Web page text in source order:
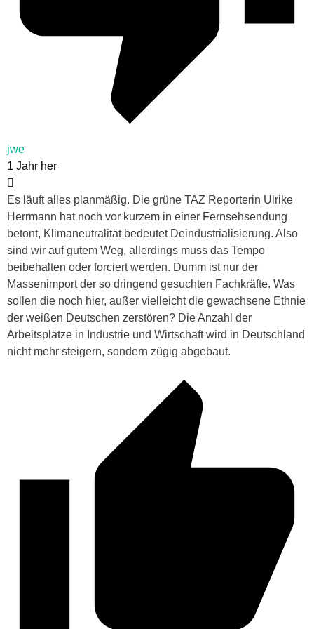
jwe
1 Jahr her
Es läuft alles planmäßig. Die grüne TAZ Reporterin Ulrike
Herrmann hat noch vor kurzem in einer Fernsehsendung
betont, Klimaneutralität bedeutet Deindustrialisierung. Also
sind wir auf gutem Weg, allerdings muss das Tempo
beibehalten oder forciert werden. Dumm ist nur der
Massenimport der so dringend gesuchten Fachkräfte. Was
sollen die noch hier, außer vielleicht die gewachsene Ethnie
der weißen Deutschen zerstören? Die Anzahl der
Arbeitsplätze in Industrie und Wirtschaft wird in Deutschland
nicht mehr steigern, sondern zügig abgebaut.